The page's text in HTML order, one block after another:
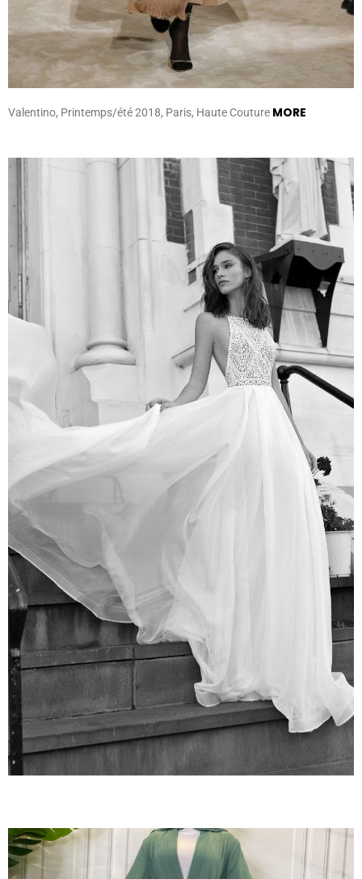
Valentino, Printemps/été 2018, Paris, Haute Couture MORE